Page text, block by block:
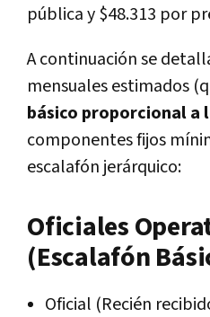
pública y $48.313 por
A continuación se
mensuales estimados
básico proporcional a
componentes fijos
escalafón jerárquico:
Oficiales
(Escalafón
Oficial (Recién